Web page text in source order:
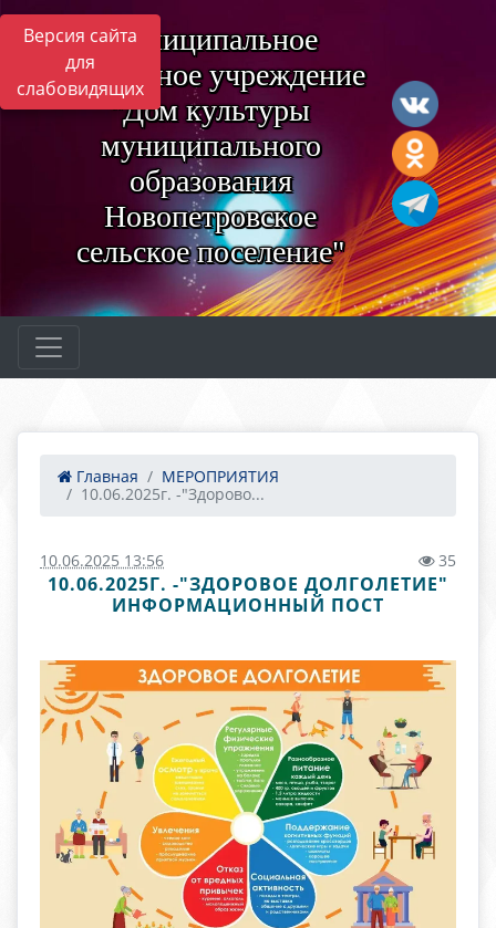
Версия сайта
для
слабовидящих
Муниципальное
бюджетное учреждение
"Дом культуры
муниципального
образования
Новопетровское
сельское поселение"
Главная
МЕРОПРИЯТИЯ
10.06.2025г. -"Здорово...
10.06.2025 13:56 35
10.06.2025Г. -"ЗДОРОВОЕ ДОЛГОЛЕТИЕ"
ИНФОРМАЦИОННЫЙ ПОСТ